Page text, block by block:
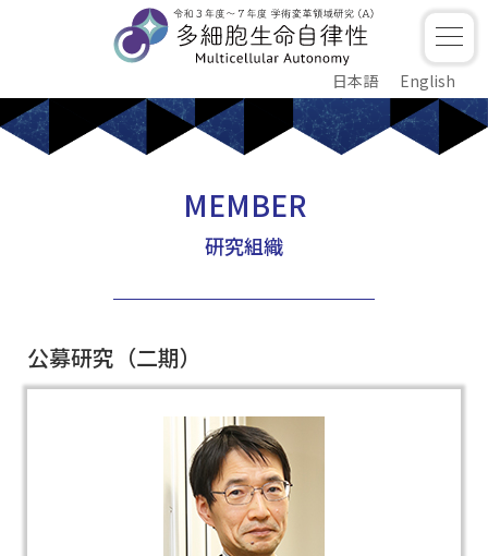
English
日本語
MEMBER
研究組織
公募研究（二期）